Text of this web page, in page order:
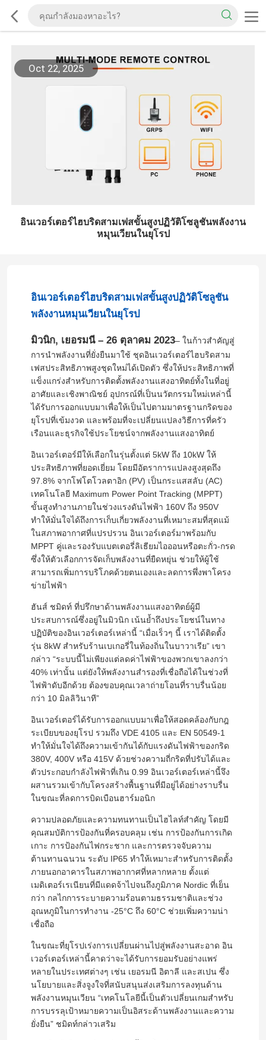
Oct 22, 2025
อินเวอร์เตอร์ไฮบริดสามเฟสขั้นสูงปฏิวัติโซลูชันพลังงาน
หมุนเวียนในยุโรป
อินเวอร์เตอร์ไฮบริดสามเฟสขั้นสูงปฏิวัติโซลูชัน
พลังงานหมุนเวียนในยุโรป
มิวนิก, เยอรมนี – 26 ตุลาคม 2023– ในก้าวสำคัญสู่
การนำพลังงานที่ยั่งยืนมาใช้ ชุดอินเวอร์เตอร์ไฮบริดสาม
เฟสประสิทธิภาพสูงชุดใหม่ได้เปิดตัว ซึ่งให้ประสิทธิภาพที่
แข็งแกร่งสำหรับการติดตั้งพลังงานแสงอาทิตย์ทั้งในที่อยู่
อาศัยและเชิงพาณิชย์ อุปกรณ์ที่เป็นนวัตกรรมใหม่เหล่านี้
ได้รับการออกแบบมาเพื่อให้เป็นไปตามมาตรฐานกริดของ
ยุโรปที่เข้มงวด และพร้อมที่จะเปลี่ยนแปลงวิธีการที่ครัว
เรือนและธุรกิจใช้ประโยชน์จากพลังงานแสงอาทิตย์
อินเวอร์เตอร์มีให้เลือกในรุ่นตั้งแต่ 5kW ถึง 10kW ให้
ประสิทธิภาพที่ยอดเยี่ยม โดยมีอัตราการแปลงสูงสุดถึง
97.8% จากโฟโตโวลตาอิก (PV) เป็นกระแสสลับ (AC)
เทคโนโลยี Maximum Power Point Tracking (MPPT)
ขั้นสูงทำงานภายในช่วงแรงดันไฟฟ้า 160V ถึง 950V
ทำให้มั่นใจได้ถึงการเก็บเกี่ยวพลังงานที่เหมาะสมที่สุดแม้
ในสภาพอากาศที่แปรปรวน อินเวอร์เตอร์มาพร้อมกับ
MPPT คู่และรองรับแบตเตอรี่ลิเธียมไอออนหรือตะกั่ว-กรด
ซึ่งให้ตัวเลือกการจัดเก็บพลังงานที่ยืดหยุ่น ช่วยให้ผู้ใช้
สามารถเพิ่มการบริโภคด้วยตนเองและลดการพึ่งพาโครง
ข่ายไฟฟ้า
ฮันส์ ชมิดท์ ที่ปรึกษาด้านพลังงานแสงอาทิตย์ผู้มี
ประสบการณ์ซึ่งอยู่ในมิวนิก เน้นย้ำถึงประโยชน์ในทาง
ปฏิบัติของอินเวอร์เตอร์เหล่านี้ “เมื่อเร็วๆ นี้ เราได้ติดตั้ง
รุ่น 8kW สำหรับร้านเบเกอรี่ในท้องถิ่นในบาวาเรีย” เขา
กล่าว “ระบบนี้ไม่เพียงแต่ลดค่าไฟฟ้าของพวกเขาลงกว่า
40% เท่านั้น แต่ยังให้พลังงานสำรองที่เชื่อถือได้ในช่วงที่
ไฟฟ้าดับอีกด้วย ต้องขอบคุณเวลาถ่ายโอนที่ราบรื่นน้อย
กว่า 10 มิลลิวินาที”
อินเวอร์เตอร์ได้รับการออกแบบมาเพื่อให้สอดคล้องกับกฎ
ระเบียบของยุโรป รวมถึง VDE 4105 และ EN 50549-1
ทำให้มั่นใจได้ถึงความเข้ากันได้กับแรงดันไฟฟ้าของกริด
380V, 400V หรือ 415V ด้วยช่วงความถี่กริดที่ปรับได้และ
ตัวประกอบกำลังไฟฟ้าที่เกิน 0.99 อินเวอร์เตอร์เหล่านี้จึง
ผสานรวมเข้ากับโครงสร้างพื้นฐานที่มีอยู่ได้อย่างราบรื่น
ในขณะที่ลดการบิดเบือนฮาร์มอนิก
ความปลอดภัยและความทนทานเป็นไฮไลท์สำคัญ โดยมี
คุณสมบัติการป้องกันที่ครอบคลุม เช่น การป้องกันการเกิด
เกาะ การป้องกันไฟกระชาก และการตรวจจับความ
ต้านทานฉนวน ระดับ IP65 ทำให้เหมาะสำหรับการติดตั้ง
ภายนอกอาคารในสภาพอากาศที่หลากหลาย ตั้งแต่
เมดิเตอร์เรเนียนที่มีแดดจ้าไปจนถึงภูมิภาค Nordic ที่เย็น
กว่า กลไกการระบายความร้อนตามธรรมชาติและช่วง
อุณหภูมิในการทำงาน -25°C ถึง 60°C ช่วยเพิ่มความน่า
เชื่อถือ
ในขณะที่ยุโรปเร่งการเปลี่ยนผ่านไปสู่พลังงานสะอาด อิน
เวอร์เตอร์เหล่านี้คาดว่าจะได้รับการยอมรับอย่างแพร่
หลายในประเทศต่างๆ เช่น เยอรมนี อิตาลี และสเปน ซึ่ง
นโยบายและสิ่งจูงใจที่สนับสนุนส่งเสริมการลงทุนด้าน
พลังงานหมุนเวียน “เทคโนโลยีนี้เป็นตัวเปลี่ยนเกมสำหรับ
การบรรลุเป้าหมายความเป็นอิสระด้านพลังงานและความ
ยั่งยืน” ชมิดท์กล่าวเสริม